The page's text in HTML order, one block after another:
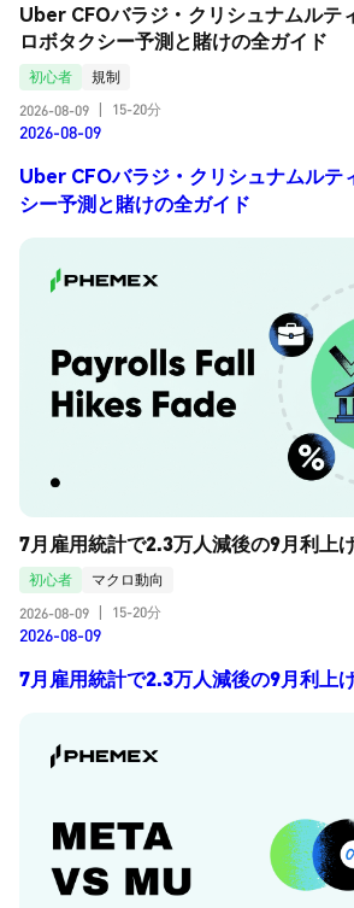
Uber CFOバラジ・クリシュナムルテ
ロボタクシー予測と賭けの全ガイド
初心者
規制
2026-08-09
15-20分
2026-08-09
Uber CFOバラジ・クリシュナムルテ
シー予測と賭けの全ガイド
7月雇用統計で2.3万人減後の9月利上
初心者
マクロ動向
2026-08-09
15-20分
2026-08-09
7月雇用統計で2.3万人減後の9月利上